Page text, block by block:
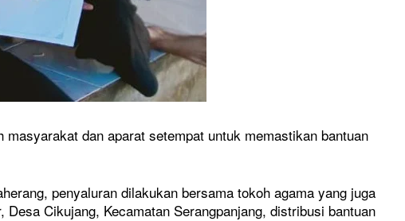
dan aparat setempat untuk memastikan bantuan
penyaluran dilakukan bersama tokoh agama yang juga
Cikujang, Kecamatan Serangpanjang, distribusi bantuan